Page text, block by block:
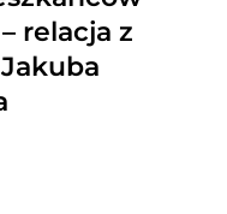
relacja z